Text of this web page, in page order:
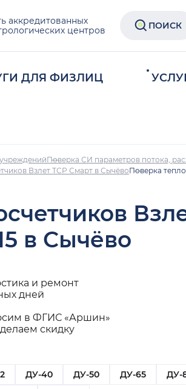
аккредитованных
центров
ПОИСК
ДЛЯ ФИЗЛИЦ
Поверка СИ параметров потока,
Взлет ТСР Смарт в СычёвоПоверка
в Сычёво
и ремонт
дней
в ФГИС «Аршин»
скидку
ДУ-40 ДУ-50 ДУ-65
ДУ-